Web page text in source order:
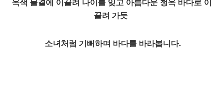
옥색 물결에 이끌려 나이를 잊고 아름다운 청옥 바다로 이
끌려 가듯
소녀처럼 기뻐하며 바다를 바라봅니다.